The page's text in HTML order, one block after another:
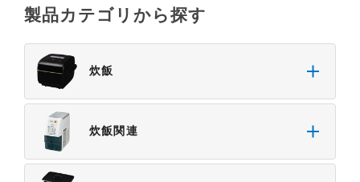
証せず、また責任を負うものではありません。あら
・掲載された情報が全て正確であり、有用であり、
安全であること。
・本サイトをご利用になったこと、またはご利用に
なれなかったことにより生じる一切の損害。
・予告なしにサーバーの停止、本サービスの変更ま
たは提供の中止・中断を行うこと。また、それによ
製品カテゴリから探す
炊飯
炊飯関連